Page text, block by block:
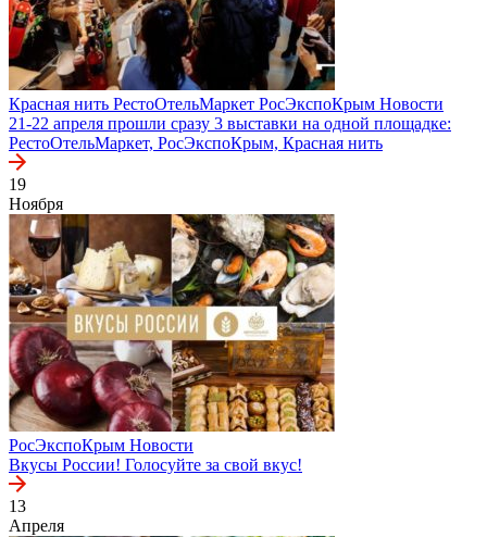
Красная нить РестоОтельМаркет РосЭкспоКрым Новости
21-22 апреля прошли сразу 3 выставки на одной площадке:
РестоОтельМаркет, РосЭкспоКрым, Красная нить
19
Ноября
РосЭкспоКрым Новости
Вкусы России! Голосуйте за свой вкус!
13
Апреля